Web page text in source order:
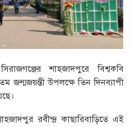
শাহজাদপুরে বিশ্বকবি
জন্মজয়ন্তী উপলক্ষে তিন দিনব্যাপী
রবীন্দ্র কাছারিবাড়িতে এই